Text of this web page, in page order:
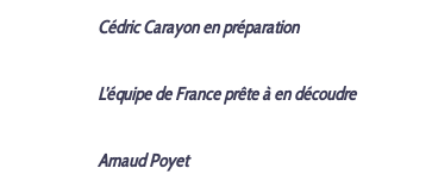
Cédric Carayon en préparation
L'équipe de France prête à en découdre
Arnaud Poyet